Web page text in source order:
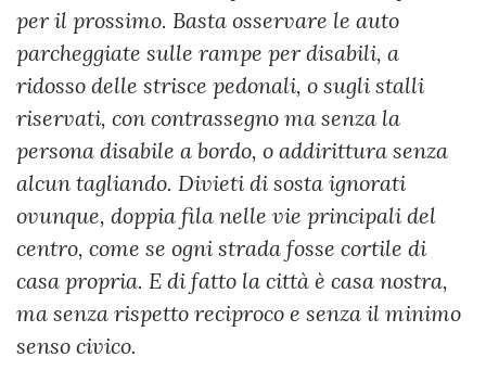
per il prossimo. Basta osservare le auto
parcheggiate sulle rampe per disabili, a
ridosso delle strisce pedonali, o sugli stalli
riservati, con contrassegno ma senza la
persona disabile a bordo, o addirittura senza
alcun tagliando. Divieti di sosta ignorati
ovunque, doppia fila nelle vie principali del
centro, come se ogni strada fosse cortile di
casa propria. E di fatto la città è casa nostra,
ma senza rispetto reciproco e senza il minimo
senso civico.